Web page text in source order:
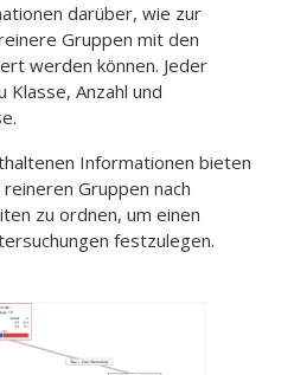
darüber, wie zur
Gruppen mit den
werden können. Jeder
Anzahl und
Informationen bieten
Gruppen nach
zu ordnen, um einen
festzulegen.